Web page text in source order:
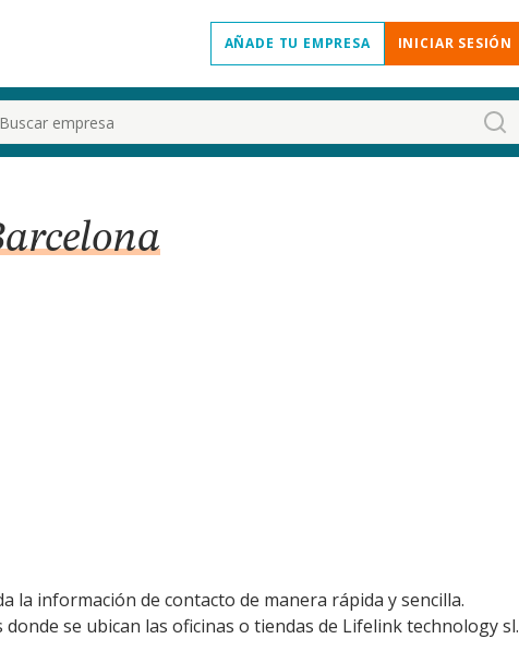
AÑADE TU EMPRESA INICIAR SESIÓN
la información de contacto de manera rápida y sencilla.
se ubican las oficinas o tiendas de Lifelink technology sl.